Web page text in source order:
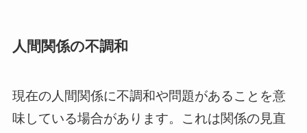
人間関係の不調和
現在の人間関係に不調和や問題があることを意
味している場合があります。これは関係の見直